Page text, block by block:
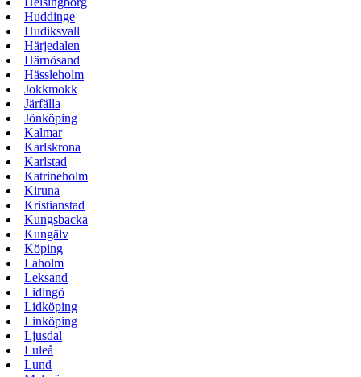
Huddinge
Hudiksvall
Härjedalen
Härnösand
Hässleholm
Jokkmokk
Järfälla
Jönköping
Kalmar
Karlskrona
Karlstad
Katrineholm
Kiruna
Kristianstad
Kungsbacka
Kungälv
Köping
Laholm
Leksand
Lidingö
Lidköping
Linköping
Ljusdal
Luleå
Lund